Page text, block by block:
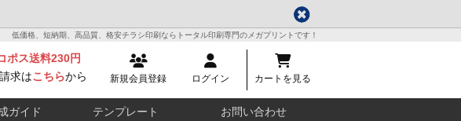
低価格、短納期、高品質、格安チラシ印刷ならトータル印刷専門のメガプリントです！
新規会員登録 ログイン カートを見る
ポス送料230円
求はこちらから
ガイド テンプレート お問い合わせ